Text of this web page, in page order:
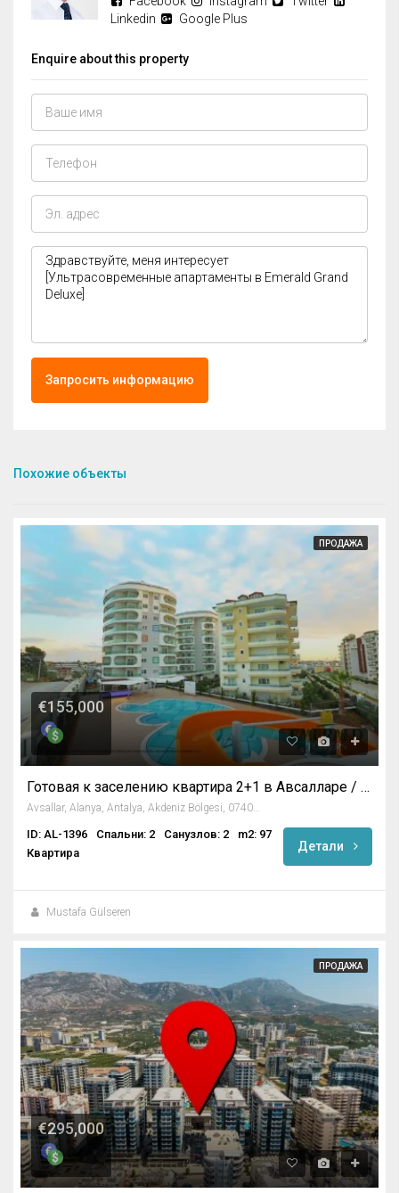
Linkedin
Google Plus
Enquire about this property
Запросить информацию
Похожие объекты
ПРОДАЖА
€155,000
Готовая к заселению квартира 2+1 в Авсалларе / Алания
ID: AL-1396 Спальни: 2 Санузлов: 2
m2: 97
Квартира
Детали
Mustafa Gülseren
ПРОДАЖА
€295,000